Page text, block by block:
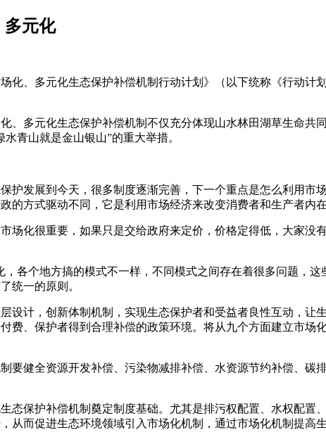
多元化
化、多元化生态保护补偿机制行动计划》（以下统称《行动计
、多元化生态保护补偿机制不仅充分体现山水林田湖草生命共
青山就是金山银山”的重大举措。
护发展到今天，很多制度逐渐完善，下一个重点是怎么利用市
方式驱动不同，它是利用市场经济来改变消费者和生产者内在
场化很重要，如果只是交给政府来定价，价格定得低，大家没
各个地方搞的模式不一样，不同模式之间存在着很多问题，
统一的原则。
设计，创新体制机制，实现生态保护者和受益者良性互动，让
费、保护者得到合理补偿的政策环境。将从九个方面建立市场
要健全资源开发补偿、污染物减排补偿、水资源节约补偿、
态保护补偿机制奠定制度基础。尤其是排污权配置、水权配置
而促进生态环境领域引入市场化机制，通过市场化机制提高